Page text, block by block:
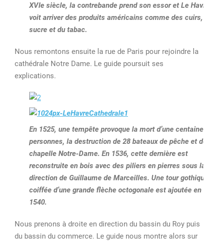
XVIe siècle, la contrebande prend son essor et Le Havre
voit arriver des produits américains comme des cuirs, du
sucre et du tabac.
Nous remontons ensuite la rue de Paris pour rejoindre la
cathédrale Notre Dame. Le guide poursuit ses
explications.
En 1525, une tempête provoque la mort d’une centaine de
personnes, la destruction de 28 bateaux de pêche et de la
chapelle Notre-Dame. En 1536, cette dernière est
reconstruite en bois avec des piliers en pierres sous la
direction de Guillaume de Marceilles. Une tour gothique
coiffée d’une grande flèche octogonale est ajoutée en
1540.
Nous prenons à droite en direction du bassin du Roy puis
du bassin du commerce. Le guide nous montre alors sur